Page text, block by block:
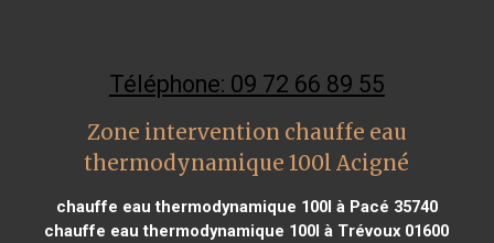
Téléphone: 09 72 66 89 55
Zone intervention chauffe eau
thermodynamique 100l Acigné
chauffe eau thermodynamique 100l à Pacé 35740
chauffe eau thermodynamique 100l à Trévoux 01600